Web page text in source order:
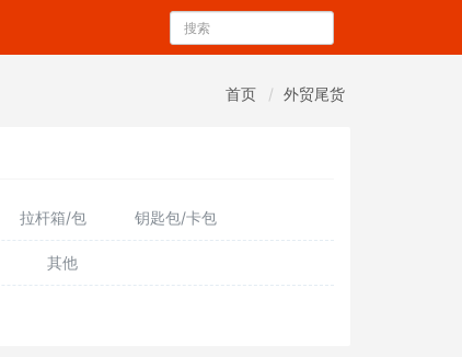
首页 外贸尾货
拉杆箱/包 钥匙包/卡包
其他